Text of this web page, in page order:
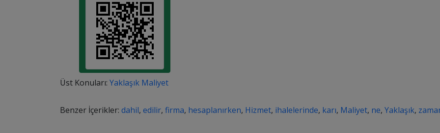
Üst Konuları: Yaklaşık Maliyet
Benzer İçerikler: dahil, edilir, firma, hesaplanırken, Hizmet, ihalelerinde, karı, Maliyet, ne, Yaklaşık,